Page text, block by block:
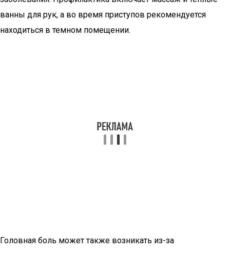
ванны для рук, а во время приступов рекомендуется
находиться в темном помещении.
Головная боль может также возникать из-за